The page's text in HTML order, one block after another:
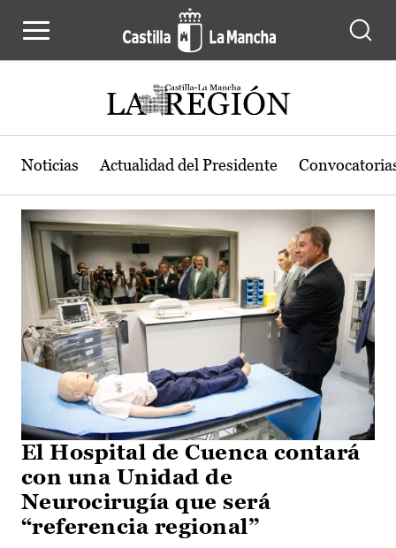
Actualidad de la región de Castilla-
Noticias Actualidad del Presidente
El Hospital de Cuenca contará
con una Unidad de
Neurocirugía que será
“referencia regional”